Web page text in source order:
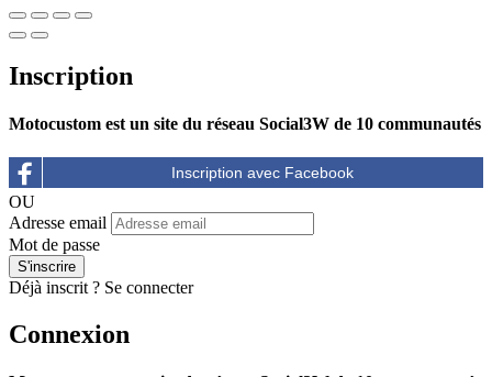
Inscription
Motocustom est un site du réseau Social3W de 10 communautés
OU
Adresse email
Mot de passe
Déjà inscrit ? Se connecter
Connexion